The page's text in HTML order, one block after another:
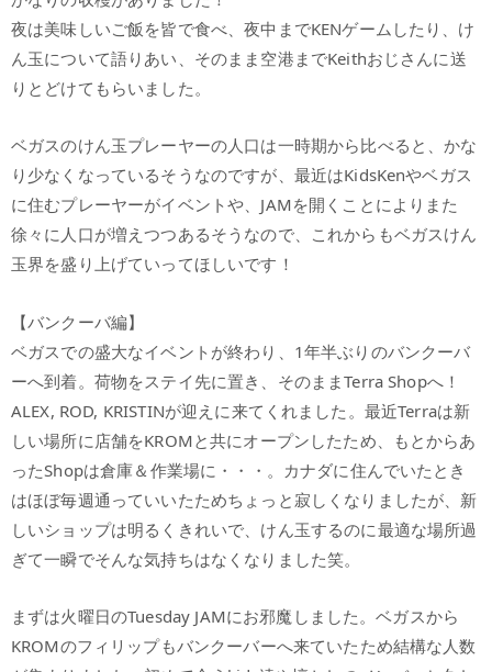
夜は美味しいご飯を皆で食べ、夜中までKENゲームしたり、け
ん玉について語りあい、そのまま空港までKeithおじさんに送
りとどけてもらいました。
ベガスのけん玉プレーヤーの人口は一時期から比べると、かな
り少なくなっているそうなのですが、最近はKidsKenやベガス
に住むプレーヤーがイベントや、JAMを開くことによりまた
徐々に人口が増えつつあるそうなので、これからもベガスけん
玉界を盛り上げていってほしいです！
【バンクーバ編】
ベガスでの盛大なイベントが終わり、1年半ぶりのバンクーバ
ーへ到着。荷物をステイ先に置き、そのままTerra Shopへ！
ALEX, ROD, KRISTINが迎えに来てくれました。最近Terraは新
しい場所に店舗をKROMと共にオープンしたため、もとからあ
ったShopは倉庫＆作業場に・・・。カナダに住んでいたとき
はほぼ毎週通っていいたためちょっと寂しくなりましたが、新
しいショップは明るくきれいで、けん玉するのに最適な場所過
ぎて一瞬でそんな気持ちはなくなりました笑。
まずは火曜日のTuesday JAMにお邪魔しました。ベガスから
KROMのフィリップもバンクーバーへ来ていたため結構な人数